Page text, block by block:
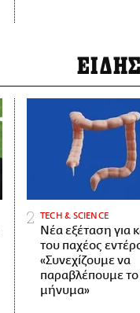
ΤECH & SCIENCE
Νέα εξέταση για
του παχέος
«Συνεχίζουμε να
παραβλέπουμε το
μήνυμα»